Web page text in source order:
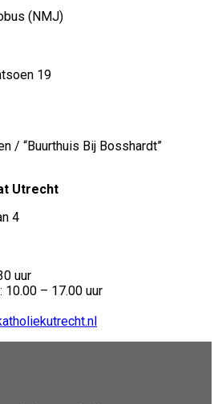
(NMJ)
19
/ “Buurthuis Bij Bosshardt”
Utrecht
4
uur
10.00 – 17.00 uur